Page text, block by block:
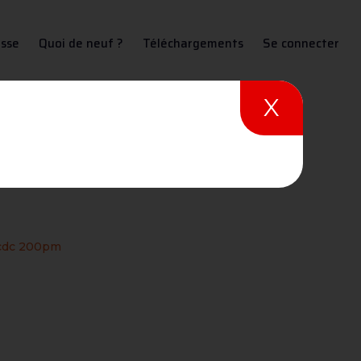
Quoi de neuf ? Téléchargements Se connecter
200pm
X